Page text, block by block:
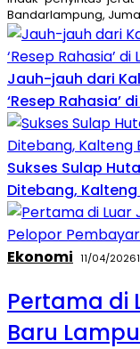
Bandarlampung,
Jauh-jauh dari
‘Resep Rahasia’
Sukses Sulap
Ditebang,
Ekonomi 11/04/2026
Pertama di
Baru